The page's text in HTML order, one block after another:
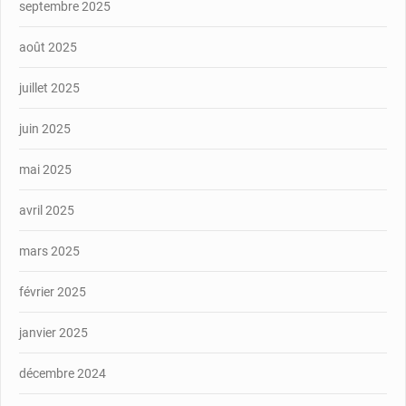
septembre 2025
août 2025
juillet 2025
juin 2025
mai 2025
avril 2025
mars 2025
février 2025
janvier 2025
décembre 2024